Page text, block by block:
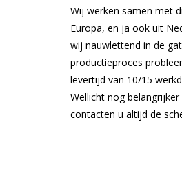
Wij werken samen met
Europa, en ja ook uit
wij nauwlettend in de
productieproces
levertijd van 10/15
Wellicht nog
contacten u altijd de